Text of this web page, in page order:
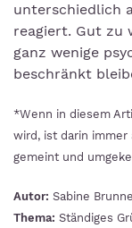
unterschiedlich
reagiert. Gut zu
ganz wenige
beschränkt
*Wenn in diesem
wird, ist darin immer
gemeint und
Autor: Sabine
Thema: Ständiges